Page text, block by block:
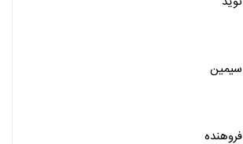
سیمین
فروهنده